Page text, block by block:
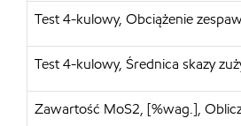
Test 4-kulowy, Obciążenie
Test 4-kulowy, Średnica skazy
Zawartość MoS2, [%wag.],